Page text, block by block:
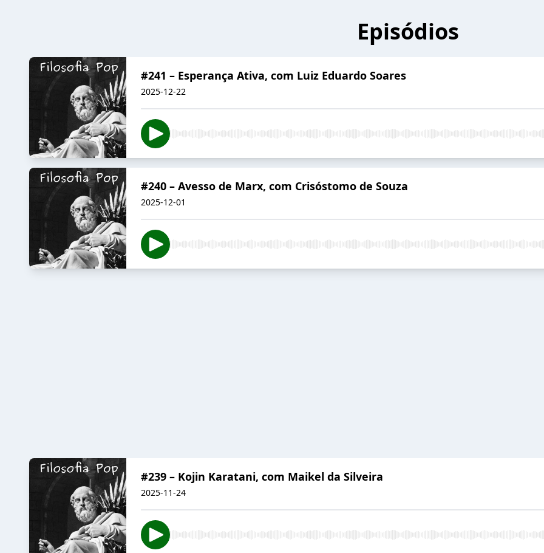
Episódios
#241 – Esperança Ativa, com Luiz Eduardo Soares
2025-12-22
#240 – Avesso de Marx, com Crisóstomo de Souza
2025-12-01
#239 – Kojin Karatani, com Maikel da Silveira
2025-11-24